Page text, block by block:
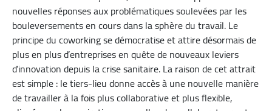
nouvelles réponses aux problématiques soulevées par les
bouleversements en cours dans la sphère du travail. Le
principe du coworking se démocratise et attire désormais de
plus en plus d’entreprises en quête de nouveaux leviers
d’innovation depuis la crise sanitaire. La raison de cet attrait
est simple : le tiers-lieu donne accès à une nouvelle manière
de travailler à la fois plus collaborative et plus flexible,